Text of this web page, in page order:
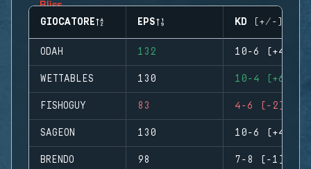
GIOCATORE EPS KD (+/-)
ODAH 132 10-6 (+4)
WETTABLES 130 10-4 (+6)
FISHOGUY 83 4-6 (-2)
SAGEON 130 10-6 (+4)
BRENDO 98 7-8 (-1)